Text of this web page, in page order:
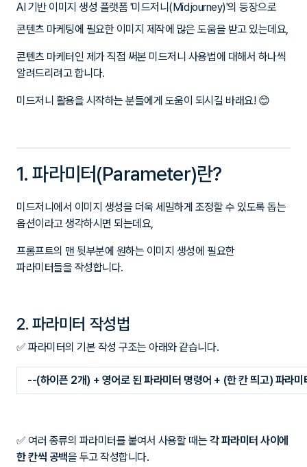
AI 기반 이미지 생성 플랫폼 '미드저니(Midjourney)'의 등장으로
콘텐츠 마케팅에 필요한 이미지 제작에 많은 도움을 받고 있는데요,
콘텐츠 마케터인 제가 직접 써본 미드저니 사용법에 대해서 하나씩
알려드리려고 합니다.
미드저니 활용을 시작하는 분들에게 도움이 되시길 바래요! 😊
1. 파라미터(Parameter)란?
미드저니에서 이미지 생성을 더욱 세밀하게 조정할 수 있도록 돕는
옵션이라고 생각하시면 되는데요,
프롬프트의 맨 뒷부분에 원하는 이미지 생성에 필요한
파라미터들을 작성합니다.
2. 파라미터 작성법
✅ 파라미터의 기본 작성 구조는 아래와 같습니다.
--(하이픈 2개) + 영어로 된 파라미터 명령어 + (한 칸 띄고) 파라미
✅ 여러 종류의 파라미터를 붙여서 사용할 때는 각 파라미터 사이에
한 칸씩 공백을 두고 작성합니다.